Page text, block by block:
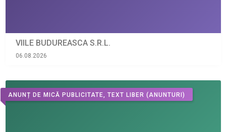
VIILE BUDUREASCA S.R.L.
06.08.2026
ANUNȚ DE MICĂ PUBLICITATE, TEXT LIBER (ANUNTURI)